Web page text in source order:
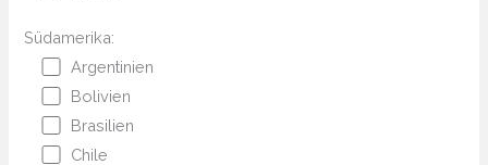
Südamerika:
Argentinien
Bolivien
Brasilien
Chile